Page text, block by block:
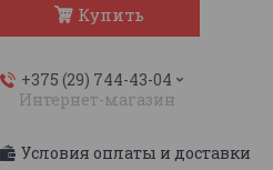
Купить
+375 (29) 744-43-04
Интернет-магазин
Условия оплаты и доставки